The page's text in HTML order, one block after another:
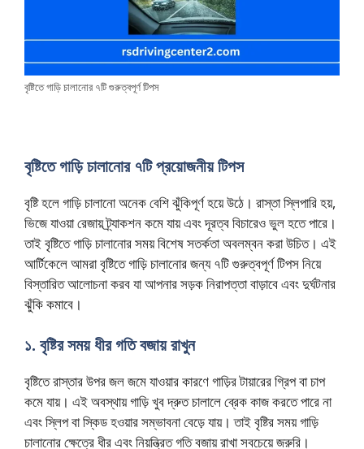
বৃষ্টিতে গাড়ি চালানোর ৭টি গুরুত্বপূর্ণ টিপস
বৃষ্টিতে গাড়ি চালানোর ৭টি প্রয়োজনীয় টিপস
বৃষ্টি হলে গাড়ি চালানো অনেক বেশি ঝুঁকিপূর্ণ হয়ে উঠে। রাস্তা স্লিপারি হয়,
ভিজে যাওয়া রেজায় ট্র্যাকশন কমে যায় এবং দূরত্ব বিচারেও ভুল হতে পারে।
তাই বৃষ্টিতে গাড়ি চালানোর সময় বিশেষ সতর্কতা অবলম্বন করা উচিত। এই
আর্টিকেলে আমরা বৃষ্টিতে গাড়ি চালানোর জন্য ৭টি গুরুত্বপূর্ণ টিপস নিয়ে
বিস্তারিত আলোচনা করব যা আপনার সড়ক নিরাপত্তা বাড়াবে এবং দুর্ঘটনার
ঝুঁকি কমাবে।
১. বৃষ্টির সময় ধীর গতি বজায় রাখুন
বৃষ্টিতে রাস্তার উপর জল জমে যাওয়ার কারণে গাড়ির টায়ারের গ্রিপ বা চাপ
কমে যায়। এই অবস্থায় গাড়ি খুব দ্রুত চালালে ব্রেক কাজ করতে পারে না
এবং স্লিপ বা স্কিড হওয়ার সম্ভাবনা বেড়ে যায়। তাই বৃষ্টির সময় গাড়ি
চালানোর ক্ষেত্রে ধীর এবং নিয়ন্ত্রিত গতি বজায় রাখা সবচেয়ে জরুরি।